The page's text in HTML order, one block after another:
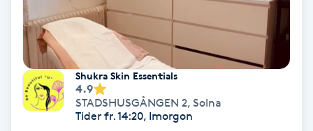
Friskvårdsmassage
Frisör
Funktionsanalys
Shukra Skin Essentials
4.9
STADSHUSGÅNGEN 2, Solna
Tider fr. 14:20, Imorgon